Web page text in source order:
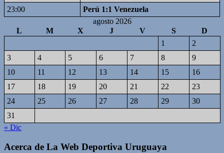
23:00
Perú 1:1 Venezuela
agosto 2026
L
M X J V S
D
1
2
3
4 5 6 7 8
9
10
11 12 13 14 15
16
17
18 19 20 21 22
23
24
25 26 27 28 29
30
31
« Dic
Acerca de La Web Deportiva Uruguaya